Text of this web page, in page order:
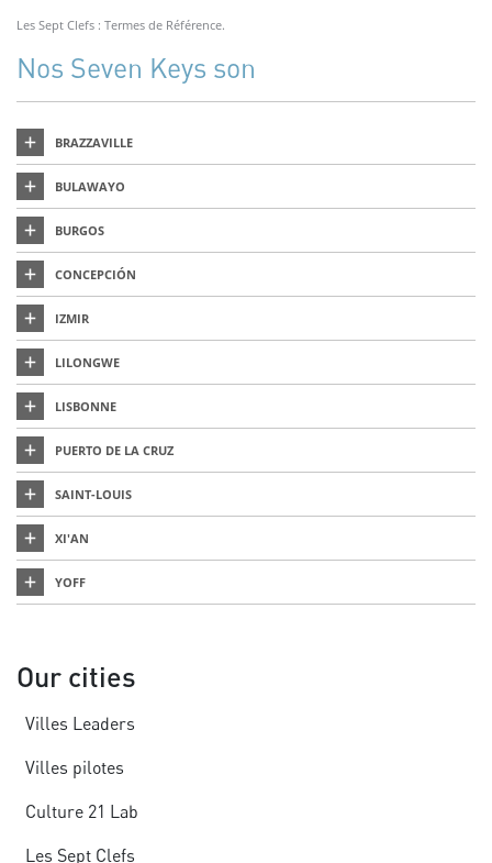
Les Sept Clefs : Termes de Référence.
Nos Seven Keys son
BRAZZAVILLE
BULAWAYO
BURGOS
CONCEPCIÓN
IZMIR
LILONGWE
LISBONNE
PUERTO DE LA CRUZ
SAINT-LOUIS
XI'AN
YOFF
Our cities
Villes Leaders
Villes pilotes
Culture 21 Lab
Les Sept Clefs